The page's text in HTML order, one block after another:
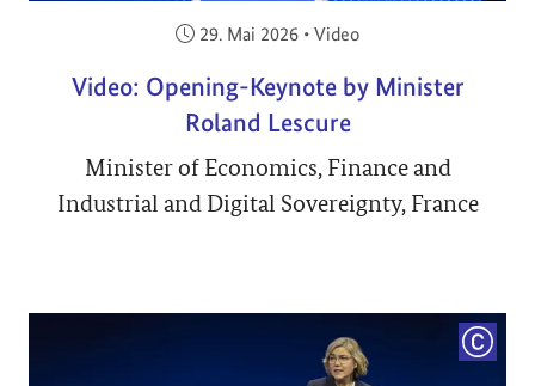
Veröffentlicht am:
29. Mai 2026 • Video
Video: Opening-Keynote by Minister
Roland Lescure
Minister of Economics, Finance and
Industrial and Digital Sovereignty, France